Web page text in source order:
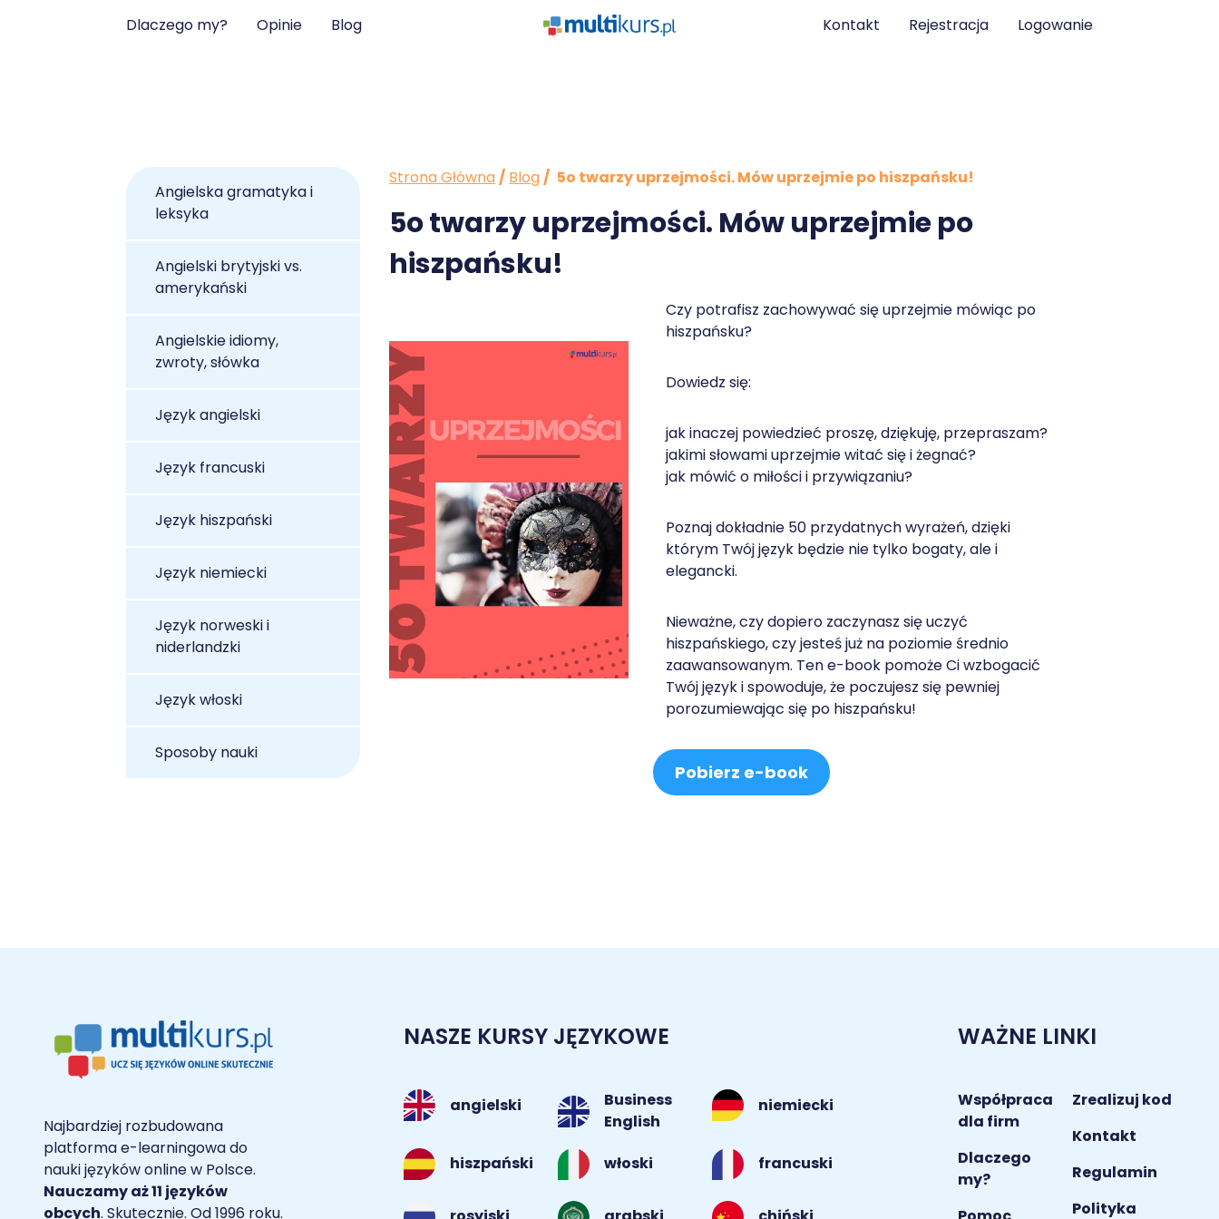
Dlaczego my? Opinie Blog Kontakt Rejestracja Logowanie
Angielska gramatyka i
leksyka
Angielski brytyjski vs.
amerykański
Angielskie idiomy,
zwroty, słówka
Język angielski
Język francuski
Język hiszpański
Język niemiecki
Język norweski i
niderlandzki
Język włoski
Sposoby nauki
Strona Główna/ Blog/ 5o twarzy uprzejmości. Mów uprzejmie po hiszpańsku!
5o twarzy uprzejmości. Mów uprzejmie po
hiszpańsku!
Czy potrafisz zachowywać się uprzejmie mówiąc po
hiszpańsku?
Dowiedz się:
jak inaczej powiedzieć proszę, dziękuję, przepraszam?
jakimi słowami uprzejmie witać się i żegnać?
jak mówić o miłości i przywiązaniu?
Poznaj dokładnie 50 przydatnych wyrażeń, dzięki
którym Twój język będzie nie tylko bogaty, ale i
elegancki.
Nieważne, czy dopiero zaczynasz się uczyć
hiszpańskiego, czy jesteś już na poziomie średnio
zaawansowanym. Ten e-book pomoże Ci wzbogacić
Twój język i spowoduje, że poczujesz się pewniej
porozumiewając się po hiszpańsku!
Pobierz e-book
Najbardziej rozbudowana
platforma e-learningowa do
nauki języków online w Polsce.
Nauczamy aż 11 języków
obcych. Skutecznie. Od 1996 roku.
NASZE KURSY JĘZYKOWE
angielski
Business
English
niemiecki
hiszpański włoski francuski
WAŻNE LINKI
Współpraca
dla firm
Dlaczego
my?
Zrealizuj kod
Kontakt
Regulamin
Polityka